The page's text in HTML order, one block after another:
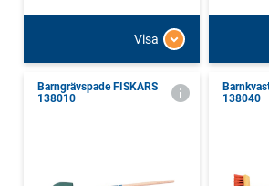
Visa
Barngrävspade FISKARS
138010
138040